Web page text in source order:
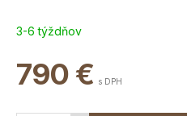
3-6 týždňov
790 € s DPH